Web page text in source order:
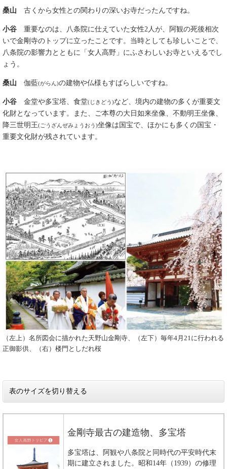
桑山 古くから女性との関わりの深いお寺だったんですね。
小谷 重要なのは、八条院に仕えていた女性2人が、阿観の死後相次
いで金剛寺のトップに立ったことです。当時としても珍しいことで、
八条院の影響力とともに「女人高野」にふさわしいお寺といえるでし
ょう。
桑山 伽藍(がらん)の建物や仏様もすばらしいですね。
小谷 金堂や多宝塔、食堂(じきどう)など、境内の建物の多くが重要文
化財となっています。また、ご本尊の大日如来坐像、不動明王坐像、
降三世明王(ごうざんぜみょうおう)坐像は国宝で、ほかにも多くの国宝・
重要文化財が残されています。
（左上）名所図会に描かれた天野山金剛寺、（左下）毎年4月21に行われる
正御影供、（右）楼門としだれ桜
表のサイズを切り替える
金剛寺最古の建造物、多宝塔
多宝塔は、阿観や八条院と同時代の平安時代末
期に建立されました。昭和14年（1939）の修理